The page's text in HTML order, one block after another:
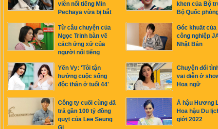
viên nổi tiếng Min
Pechaya vừa bị bắt
khen của Bộ
Bộ Quốc
Từ câu chuyện của
Ngọc Trinh bàn về
cách ứng xử của
người nổi tiếng
Góc khuất của
công nghiệp
Nhật Bản
Yến Vy: 'Tôi tận
hưởng cuộc sống
độc thân ở tuổi 44'
Chuyện đổi
vai diễn ở
Hoa ngữ
Công ty cuối cùng đã
trả gần 100 tỷ đồng
quỵt của Lee Seung
Á hậu Hương
Hoa hậu Du
giới 2022